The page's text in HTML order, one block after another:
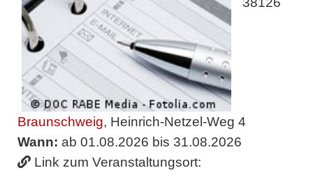
Braunschweig, Heinrich-Netzel-Weg 4
Wann: ab 01.08.2026 bis 31.08.2026
Link zum Veranstaltungsort: